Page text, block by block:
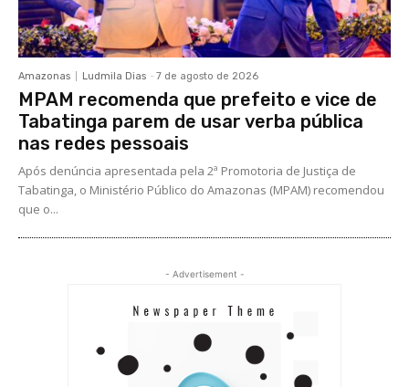
Amazonas Ludmila Dias - 7 de agosto de 2026
MPAM recomenda que prefeito e vice de
Tabatinga parem de usar verba pública
nas redes pessoais
Após denúncia apresentada pela 2ª Promotoria de Justiça de
Tabatinga, o Ministério Público do Amazonas (MPAM) recomendou
que o...
- Advertisement -